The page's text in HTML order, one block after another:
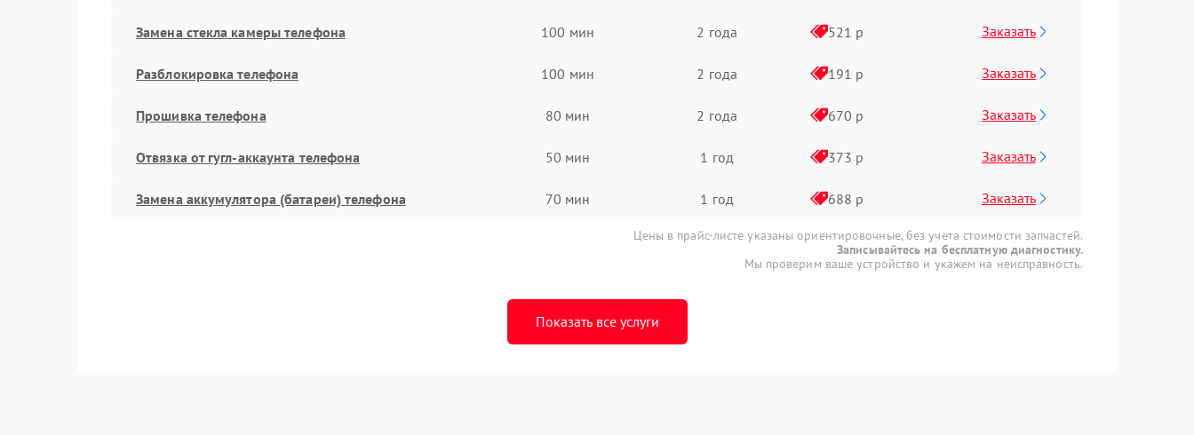
Замена стекла камеры телефона 100 мин 2 года 521 р Заказать
Разблокировка телефона 100 мин 2 года 191 р Заказать
Прошивка телефона 80 мин 2 года 670 р Заказать
Отвязка от гугл-аккаунта телефона 50 мин 1 год 373 р Заказать
Замена аккумулятора (батареи) телефона 70 мин 1 год 688 р Заказать
Цены в прайс-листе указаны ориентировочные, без учета стоимости запчастей.
Записывайтесь на бесплатную диагностику.
Мы проверим ваше устройство и укажем на неисправность.
Показать все услуги